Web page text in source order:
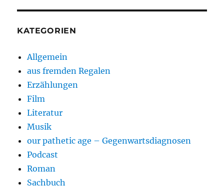
KATEGORIEN
Allgemein
aus fremden Regalen
Erzählungen
Film
Literatur
Musik
our pathetic age – Gegenwartsdiagnosen
Podcast
Roman
Sachbuch